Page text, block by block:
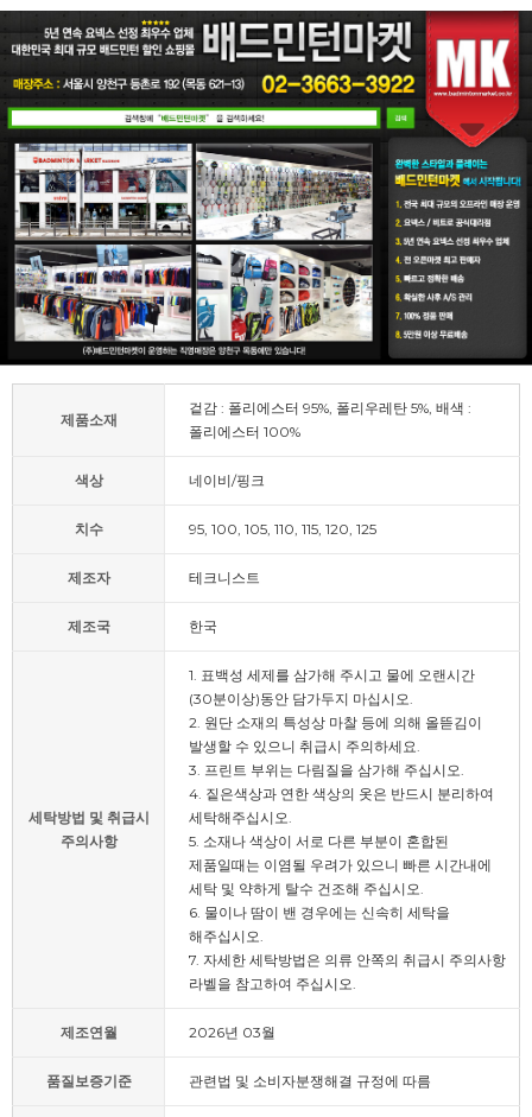
제품소재
겉감 : 폴리에스터 95%, 폴리우레탄 5%, 배색 :
폴리에스터 100%
색상 네이비/핑크
치수 95, 100, 105, 110, 115, 120, 125
제조자 테크니스트
제조국 한국
세탁방법 및 취급시
주의사항
1. 표백성 세제를 삼가해 주시고 물에 오랜시간
(30분이상)동안 담가두지 마십시오.
2. 원단 소재의 특성상 마찰 등에 의해 올뜯김이
발생할 수 있으니 취급시 주의하세요.
3. 프린트 부위는 다림질을 삼가해 주십시오.
4. 짙은색상과 연한 색상의 옷은 반드시 분리하여
세탁해주십시오.
5. 소재나 색상이 서로 다른 부분이 혼합된
제품일때는 이염될 우려가 있으니 빠른 시간내에
세탁 및 약하게 탈수 건조해 주십시오.
6. 물이나 땀이 밴 경우에는 신속히 세탁을
해주십시오.
7. 자세한 세탁방법은 의류 안쪽의 취급시 주의사항
라벨을 참고하여 주십시오.
제조연월 2026년 03월
품질보증기준 관련법 및 소비자분쟁해결 규정에 따름